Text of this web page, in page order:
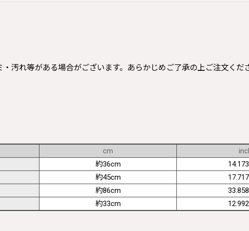
汚れ等がある場合がございます。あらかじめご了承の上ご注文くだ
cm
約36cm
約45cm
約86cm
約33cm